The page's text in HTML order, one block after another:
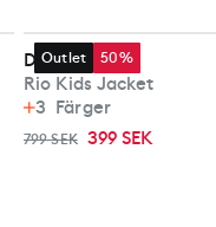
Outlet 50%
Didriksons
Rio Kids Jacket
3 Färger
799 SEK 399 SEK